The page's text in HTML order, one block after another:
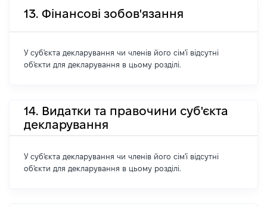
13. Фінансові зобов'язання
У суб'єкта декларування чи членів його сім'ї відсутні
об'єкти для декларування в цьому розділі.
14. Видатки та правочини суб'єкта
декларування
У суб'єкта декларування чи членів його сім'ї відсутні
об'єкти для декларування в цьому розділі.